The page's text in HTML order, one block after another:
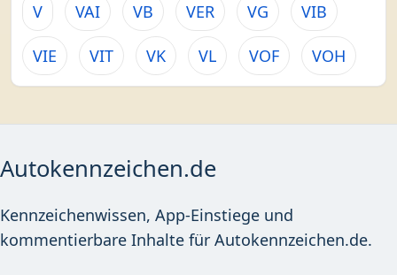
V VAI VB VER VG VIB
VIE VIT VK VL VOF VOH
Autokennzeichen.de
Kennzeichenwissen, App-Einstiege und
kommentierbare Inhalte für Autokennzeichen.de.